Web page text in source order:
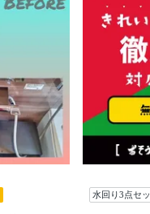
水回り3点セ